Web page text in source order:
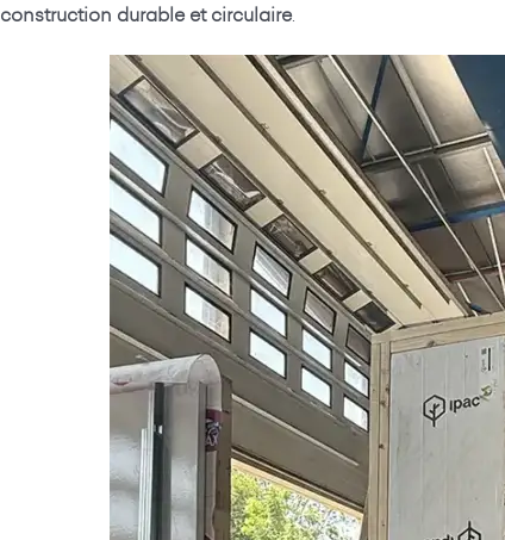
construction durable et circulaire.